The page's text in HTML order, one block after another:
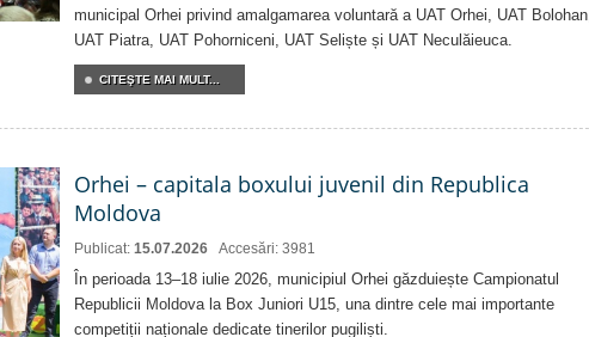
municipal Orhei privind amalgamarea voluntară a UAT Orhei, UAT Bolohan,
UAT Piatra, UAT Pohorniceni, UAT Seliște și UAT Neculăieuca.
CITEŞTE MAI MULT...
Orhei – capitala boxului juvenil din Republica
Moldova
Publicat: 15.07.2026 Accesări: 3981
În perioada 13–18 iulie 2026, municipiul Orhei găzduiește Campionatul
Republicii Moldova la Box Juniori U15, una dintre cele mai importante
competiții naționale dedicate tinerilor pugiliști.